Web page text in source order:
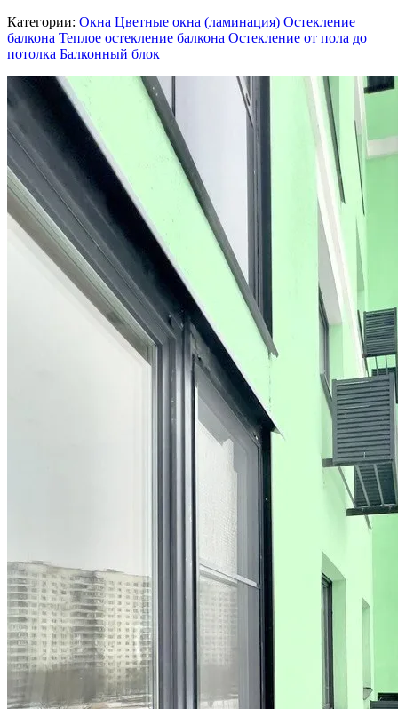
Категории: Окна Цветные окна (ламинация) Остекление
балкона Теплое остекление балкона Остекление от пола до
потолка Балконный блок